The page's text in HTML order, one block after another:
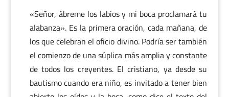
«Señor, ábreme los labios y mi boca proclamará tu
alabanza». Es la primera oración, cada mañana, de
los que celebran el oficio divino. Podría ser también
el comienzo de una súplica más amplia y constante
de todos los creyentes. El cristiano, ya desde su
bautismo cuando era niño, es invitado a tener bien